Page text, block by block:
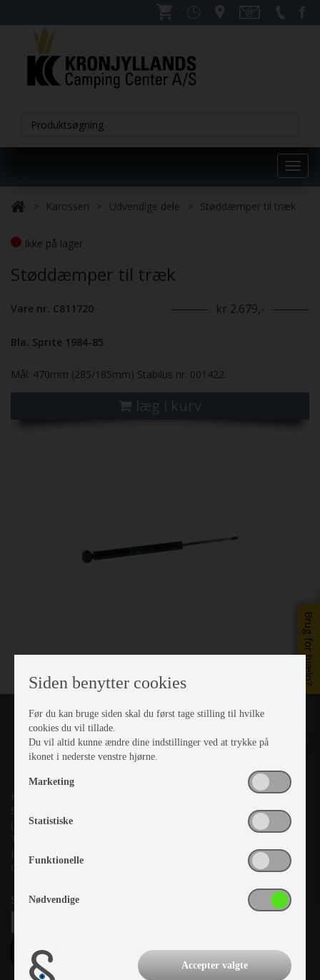
Brug for hjælp?
Karosseri Udvendige dele Støddæmper til træk
Ikke på lager
Støddæmper til træk
Vare nr. C811720 kr 2.679,-
Bla. Sprite 1984-85
Mål: 470mm (285/185mm) Stabilus nr. 001422.
læg i kurv
Kronjyllands Camping Center A/S
Suderholmen 10, 8960 Randers SØ
(Lige ud til Grenåvej)
Tlf. +45 87 10 98 70
Info@as-kcc.dk
CVR: 33 38 77 33
Samtykke til nyhedsbrev
Siden benytter cookies
Før du kan bruge siden skal du først tage stilling til hvilke
cookies du vil tillade.
Du vil altid kunne ændre dine indstillinger ved at trykke på
ikonet i nederste venstre hjørne.
Marketing
Statistiske
Funktionelle
Nødvendige
Accepter valgte